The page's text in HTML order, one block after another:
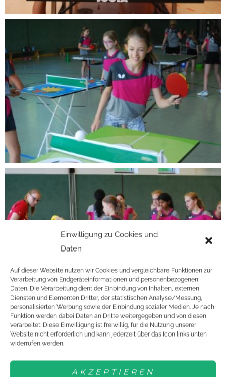
Einwilligung zu Cookies und
Daten
Auf dieser Website nutzen wir Cookies und vergleichbare Funktionen zur
Verarbeitung von Endgeräteinformationen und personenbezogenen
Daten. Die Verarbeitung dient der Einbindung von Inhalten, externen
Diensten und Elementen Dritter, der statistischen Analyse/Messung,
personalisierten Werbung sowie der Einbindung sozialer Medien. Je nach
Funktion werden dabei Daten an Dritte weitergegeben und von diesen
verarbeitet. Diese Einwilligung ist freiwillig, für die Nutzung unserer
Website nicht erforderlich und kann jederzeit über das Icon links unten
widerrufen werden.
AKZEPTIEREN